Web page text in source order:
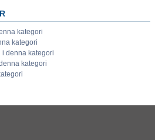
kategori
kategori
denna kategori
kategori